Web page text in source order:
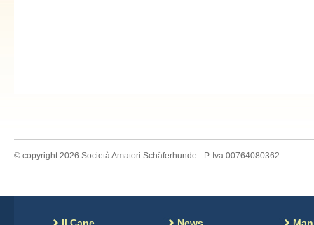
© copyright 2026 Società Amatori Schäferhunde - P. Iva 00764080362